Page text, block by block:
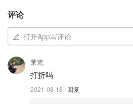
评论
打开App写评论
莱克
打折吗
2021-08-18 · 回复